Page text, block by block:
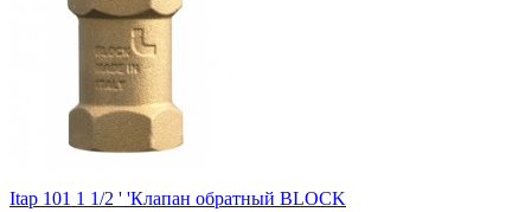
Itap 101 1 1/2 ' 'Клапан обратный BLOCK